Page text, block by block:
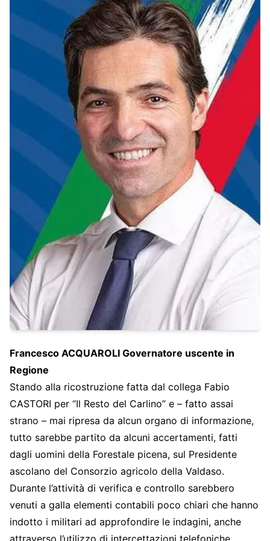
Francesco ACQUAROLI Governatore uscente in
Regione
Stando alla ricostruzione fatta dal collega Fabio
CASTORI per “Il Resto del Carlino” e – fatto assai
strano – mai ripresa da alcun organo di informazione,
tutto sarebbe partito da alcuni accertamenti, fatti
dagli uomini della Forestale picena, sul Presidente
ascolano del Consorzio agricolo della Valdaso.
Durante l’attività di verifica e controllo sarebbero
venuti a galla elementi contabili poco chiari che hanno
indotto i militari ad approfondire le indagini, anche